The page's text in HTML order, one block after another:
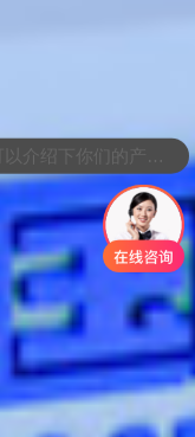
烟
你们是怎么收费的呢